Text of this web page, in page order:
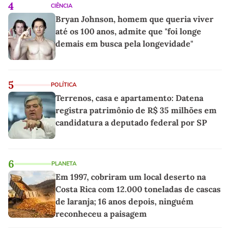
4 CIÊNCIA
Bryan Johnson, homem que queria viver
até os 100 anos, admite que "foi longe
demais em busca pela longevidade"
5 POLÍTICA
Terrenos, casa e apartamento: Datena
registra patrimônio de R$ 35 milhões em
candidatura a deputado federal por SP
6 PLANETA
Em 1997, cobriram um local deserto na
Costa Rica com 12.000 toneladas de cascas
de laranja; 16 anos depois, ninguém
reconheceu a paisagem